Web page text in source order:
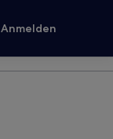
Anmelden